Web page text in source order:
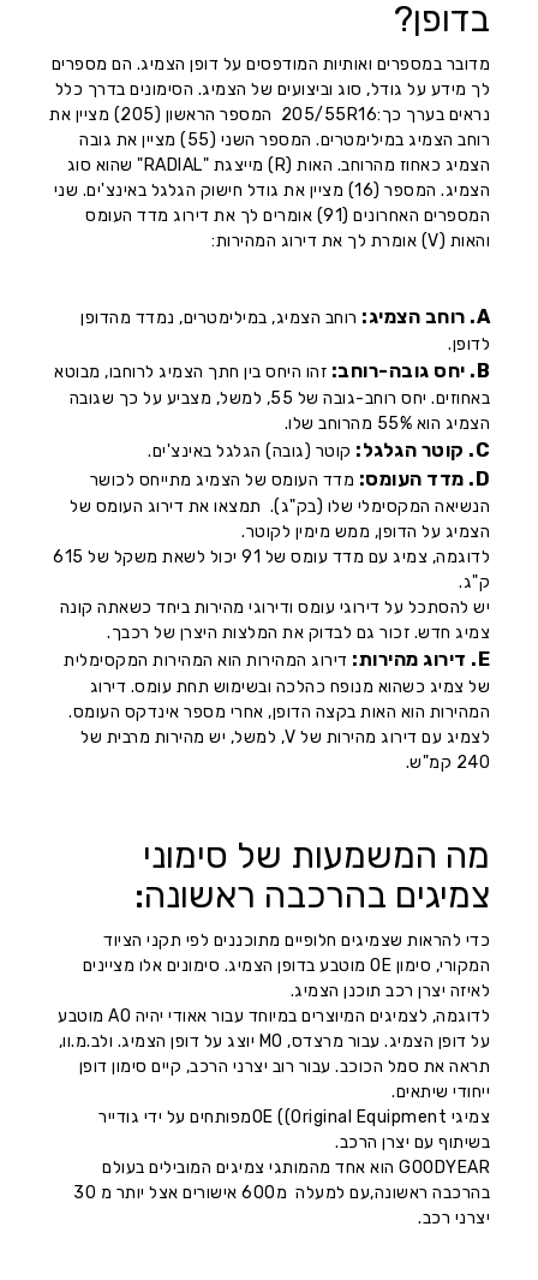
בדופן?
מדובר במספרים ואותיות המודפסים על דופן הצמיג. הם מספרים
לך מידע על גודל, סוג וביצועים של הצמיג. הסימונים בדרך כלל
נראים בערך כך:205/55R16 המספר הראשון (205) מציין את
רוחב הצמיג במילימטרים. המספר השני (55) מציין את גובה
הצמיג כאחוז מהרוחב. האות (R) מייצגת "RADIAL" שהוא סוג
הצמיג. המספר (16) מציין את גודל חישוק הגלגל באינצ'ים. שני
המספרים האחרונים (91) אומרים לך את דירוג מדד העומס
והאות (V) אומרת לך את דירוג המהירות:
A. רוחב הצמיג:
רוחב הצמיג, במילימטרים, נמדד מהדופן
לדופן.
B. יחס גובה-רוחב:
זהו היחס בין חתך הצמיג לרוחבו, מבוטא
באחוזים. יחס רוחב-גובה של 55, למשל, מצביע על כך שגובה
הצמיג הוא 55% מהרוחב שלו.
C. קוטר הגלגל: קוטר (גובה) הגלגל באינצ'ים.
D. מדד העומס:
מדד העומס של הצמיג מתייחס לכושר
הנשיאה המקסימלי שלו (בק"ג). תמצאו את דירוג העומס של
הצמיג על הדופן, ממש מימין לקוטר.
לדוגמה, צמיג עם מדד עומס של 91 יכול לשאת משקל של 615
ק"ג.
יש להסתכל על דירוגי עומס ודירוגי מהירות ביחד כשאתה קונה
צמיג חדש. זכור גם לבדוק את המלצות היצרן של רכבך.
E. דירוג מהירות:
דירוג המהירות הוא המהירות המקסימלית
של צמיג כשהוא מנופח כהלכה ובשימוש תחת עומס. דירוג
המהירות הוא האות בקצה הדופן, אחרי מספר אינדקס העומס.
לצמיג עם דירוג מהירות של V, למשל, יש מהירות מרבית של
240 קמ"ש.
מה המשמעות של סימוני
צמיגים בהרכבה ראשונה:
כדי להראות שצמיגים חלופיים מתוכננים לפי תקני הציוד
המקורי, סימון OE מוטבע בדופן הצמיג. סימונים אלו מציינים
לאיזה יצרן רכב תוכנן הצמיג.
לדוגמה, לצמיגים המיוצרים במיוחד עבור אאודי יהיה AO מוטבע
על דופן הצמיג. עבור מרצדס, MO יוצג על דופן הצמיג. ולב.מ.וו,
תראה את סמל הכוכב. עבור רוב יצרני הרכב, קיים סימון דופן
ייחודי שיתאים.
צמיגי OE ((Original Equipmentמפותחים על ידי גודייר
בשיתוף עם יצרן הרכב.
GOODYEAR הוא אחד מהמותגי צמיגים המובילים בעולם
בהרכבה ראשונה,עם למעלה מ600 אישורים אצל יותר מ 30
יצרני רכב.